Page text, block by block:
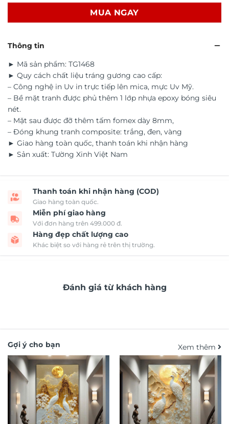
MUA NGAY
Thông tin
► Mã sản phẩm: TG1468
► Quy cách chất liệu tráng gương cao cấp:
– Công nghệ in Uv in trực tiếp lên mica, mực Uv Mỹ.
– Bề mặt tranh được phủ thêm 1 lớp nhựa epoxy bóng siêu
nét.
– Mặt sau được đỡ thêm tấm fomex dày 8mm,
– Đóng khung tranh composite: trắng, đen, vàng
► Giao hàng toàn quốc, thanh toán khi nhận hàng
► Sản xuất: Tường Xinh Việt Nam
Thanh toán khi nhận hàng (COD)
Giao hàng toàn quốc.
Miễn phí giao hàng
Với đơn hàng trên 499.000 đ.
Hàng đẹp chất lượng cao
Khác biệt so với hàng rẻ trên thị trường.
Đánh giá từ khách hàng
Gợi ý cho bạn Xem thêm